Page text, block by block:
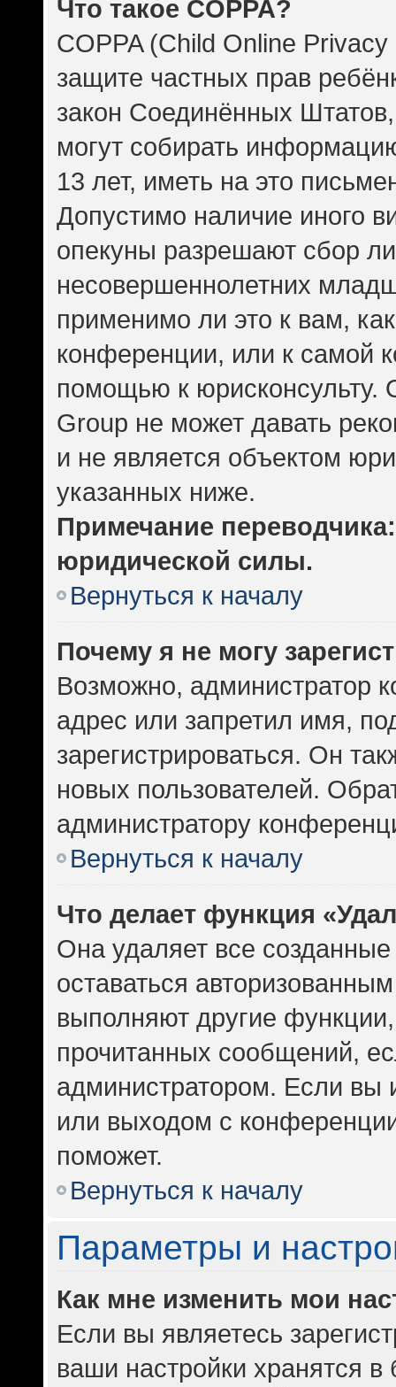
Что такое COPPA?
COPPA (Child Online
защите частных прав
закон Соединённых
могут собирать
13 лет, иметь на это
Допустимо наличие иного
опекуны разрешают сбор
несовершеннолетних
применимо ли это к вам,
конференции, или к самой
помощью к юрисконсульту.
Group не может давать
и не является объектом
указанных ниже.
Примечание
юридической силы.
Вернуться к началу
Почему я не могу
Возможно, администратор
адрес или запретил имя,
зарегистрироваться. Он
новых пользователей.
администратору
Вернуться к началу
Что делает функция
Она удаляет все
оставаться
выполняют другие
прочитанных сообщений,
администратором. Если вы
или выходом с
поможет.
Вернуться к началу
Параметры и
Как мне изменить мои
Если вы являетесь
ваши настройки хранятся